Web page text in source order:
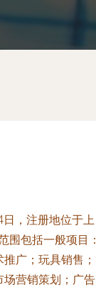
，注册地位于上
围包括一般项目：
广；玩具销售；
营销策划；广告